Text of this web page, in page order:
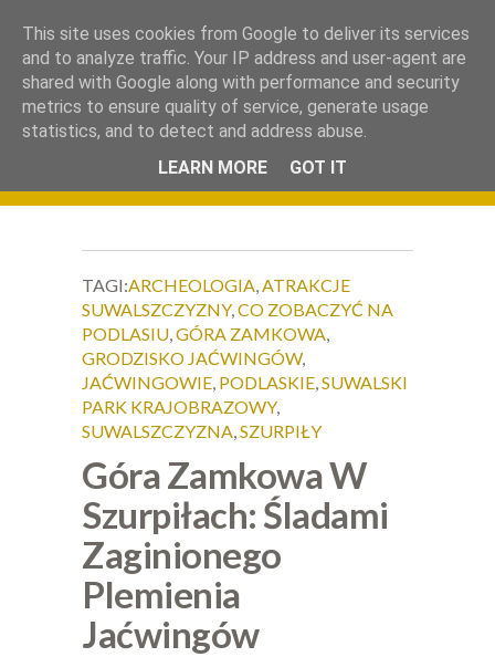
Okiem Obiektywu.
TAGI:ARCHEOLOGIA,ATRAKCJE
SUWALSZCZYZNY,CO ZOBACZYĆ NA
PODLASIU,GÓRA ZAMKOWA,
GRODZISKO JAĆWINGÓW,
JAĆWINGOWIE, PODLASKIE,SUWALSKI
PARK KRAJOBRAZOWY,
SUWALSZCZYZNA,SZURPIŁY
Góra Zamkowa W
Szurpiłach: Śladami
Zaginionego
Plemienia
Jaćwingów
This site uses cookies from Google to deliver its services
and to analyze traffic. Your IP address and user-agent are
shared with Google along with performance and security
metrics to ensure quality of service, generate usage
statistics, and to detect and address abuse.
LEARN MORE
GOT IT